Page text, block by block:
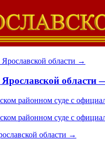
области →
области →